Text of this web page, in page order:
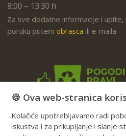
8:00 – 13:30 h
Za sve dodatne informacije i
poruku putem obrasca ili e-maila.
🍪 Ova web-stranica
Kolačiće upotrebljavamo radi
iskustva i za prikupljanje i slanje